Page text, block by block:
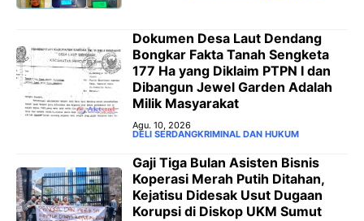
Dokumen Desa Laut Dendang
Bongkar Fakta Tanah Sengketa
177 Ha yang Diklaim PTPN I dan
Dibangun Jewel Garden Adalah
Milik Masyarakat
Agu. 10, 2026
DELI SERDANGKRIMINAL DAN HUKUM
‎Gaji Tiga Bulan Asisten Bisnis
Koperasi Merah Putih Ditahan,
Kejatisu Didesak Usut Dugaan
Korupsi di Diskop UKM Sumut